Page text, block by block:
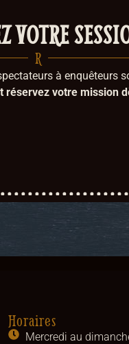
VOTRE
R
à enquêteurs
réservez votre mission
Horaires
Mercredi au